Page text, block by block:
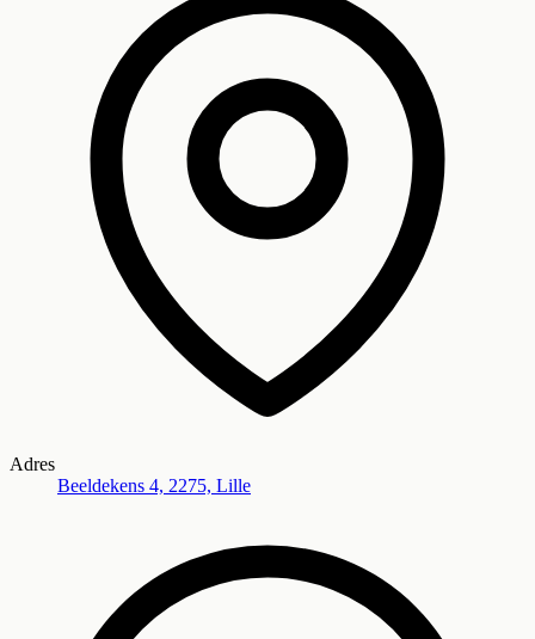
Adres
Beeldekens 4, 2275, Lille